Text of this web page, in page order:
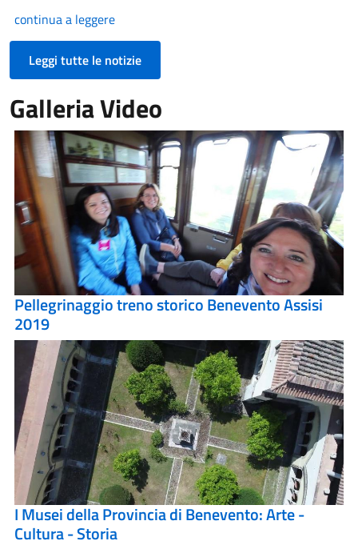
continua a leggere
Leggi tutte le notizie
Galleria Video
Pellegrinaggio treno storico Benevento Assisi
2019
I Musei della Provincia di Benevento: Arte -
Cultura - Storia